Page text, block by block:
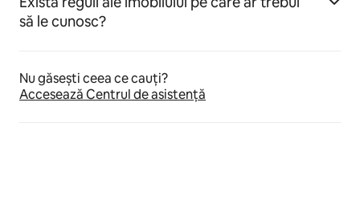
să le cunosc?
Nu găsești ceea ce cauți?
Accesează Centrul de asistență